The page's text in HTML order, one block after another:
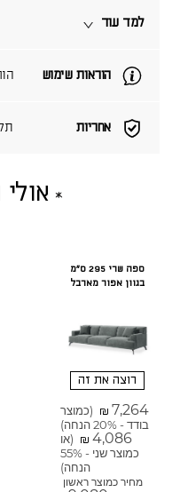
אחריות
הוראות שימוש
למד עוד
ספה שרי 295 ס"מ
בגוון אפור מארבל
רוצה את זה
₪ 7,264
(כמוצר
בודד - 20% הנחה)
₪ 4,086
(או
כמוצר שני - 55%
הנחה)
מחיר כמוצר ראשון